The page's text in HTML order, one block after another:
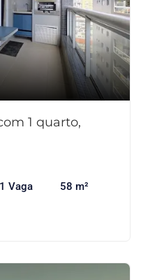
1 quarto,
1 Vaga 58 m²